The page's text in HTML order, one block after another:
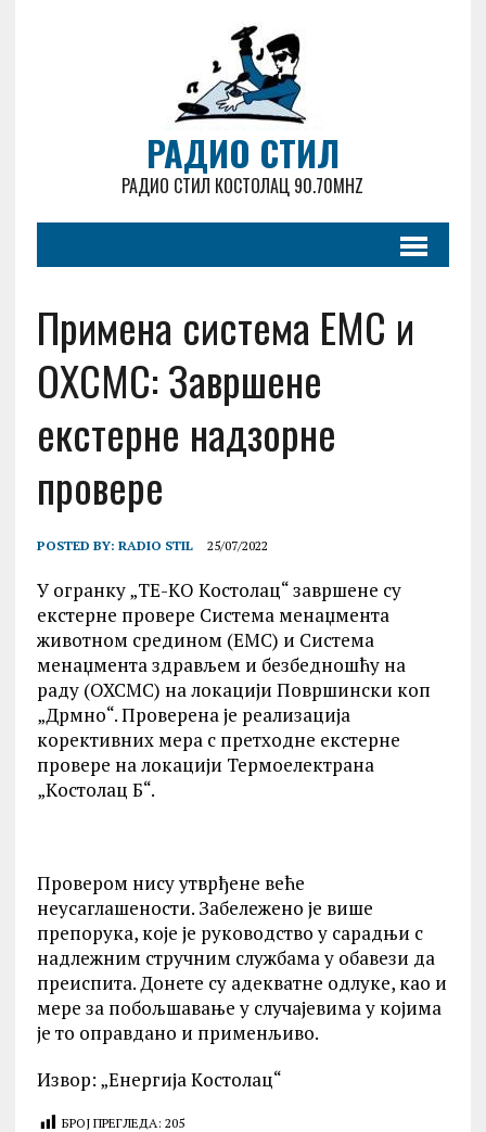
РАДИО СТИЛ
РАДИО СТИЛ КОСТОЛАЦ 90.70MHZ
Примена система ЕМС и
ОХСМС: Завршене
екстерне надзорне
провере
POSTED BY: RADIO STIL 25/07/2022
У огранку „ТЕ-KО Kостолац“ завршене су
екстерне провере Система менаџмента
животном средином (ЕМС) и Система
менаџмента здрављем и безбедношћу на
раду (ОХСМС) на локацији Површински коп
„Дрмно“. Проверена је реализација
корективних мера с претходне екстерне
провере на локацији Термоелектрана
„Kостолац Б“.
Провером нису утврђене веће
неусаглашености. Забележено је више
препорука, које је руководство у сарадњи с
надлежним стручним службама у обавези да
преиспита. Донете су адекватне одлуке, као и
мере за побољшавање у случајевима у којима
је то оправдано и применљиво.
Извор: „Енергија Kостолац“
БРОЈ ПРЕГЛЕДА: 205